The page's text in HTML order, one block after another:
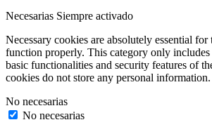
Necesarias Siempre activado
Necessary cookies are absolutely essential for
function properly. This category only includes
basic functionalities and security features of
cookies do not store any personal information.
No necesarias
No necesarias